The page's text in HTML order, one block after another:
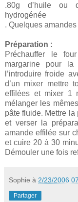
.80g d’huile ou
hydrogénée
. Quelques
Préparation :
Préchauffer le
margarine pour
l’introduire froide
d’un mixer mettre
effilées et mixer 1
mélanger les
pâte fluide. Mettre
et verser la
amande effilée sur
et cuire 20 à 30
Démouler une fois
Sophie à 2/23/2006
Partager